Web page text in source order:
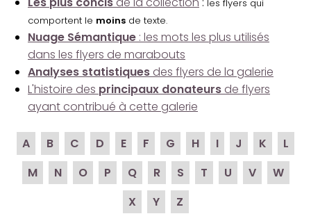
les flyers qui
comportent le moins de texte.
Nuage Sémantique : les mots les plus utilisés
dans les flyers de marabouts
Analyses statistiques des flyers de la galerie
L'histoire des principaux donateurs de flyers
ayant contribué à cette galerie
A B C D E F G H I J K
L
M
N O P Q R S T U V
W
X
Y Z